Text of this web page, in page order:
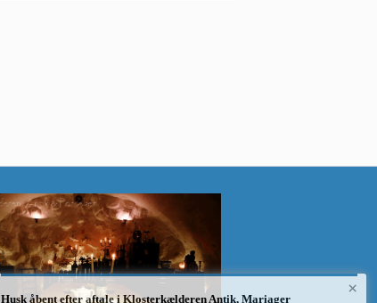
×
Husk åbent efter aftale i Klosterkælderen Antik, Mariager